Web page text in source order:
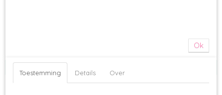
AUTOGORDELS
Ok
Toestemming Details Over